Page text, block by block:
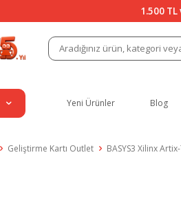
1.500
Yeni Ürünler Blog
Geliştirme Kartı Outlet BASYS3 Xilinx